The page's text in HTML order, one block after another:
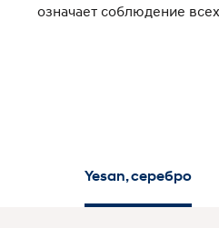
означает соблюдение
Yesan, серебро